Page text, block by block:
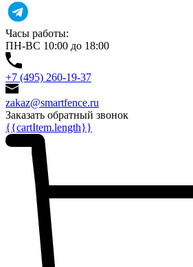
Часы работы:
ПН-ВС 10:00 до 18:00
+7 (495) 260-19-37
zakaz@smartfence.ru
Заказать обратный звонок
{{cartItem.length}}